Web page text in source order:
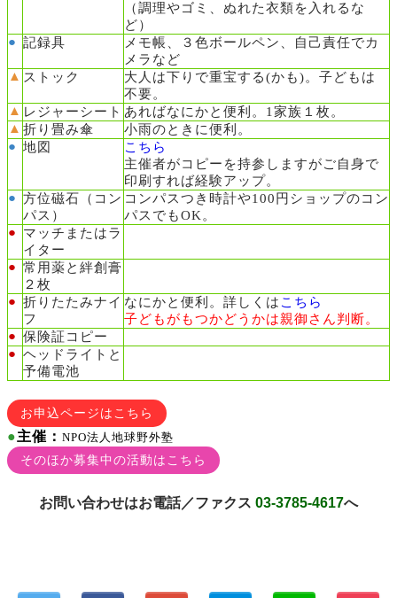
（調理やゴミ、ぬれた衣類を入れるな
ど）
● 記録具
メモ帳、３色ボールペン、自己責任でカ
メラなど
▲ ストック
大人は下りで重宝する(かも)。子どもは
不要。
▲ レジャーシート あればなにかと便利。1家族１枚。
▲ 折り畳み傘
小雨のときに便利。
● 地図
こちら
主催者がコピーを持参しますがご自身で
印刷すれば経験アップ。
● 方位磁石（コン
パス）
コンパスつき時計や100円ショップのコン
パスでもOK。
●
マッチまたはラ
イター
● 常用薬と絆創膏
２枚
● 折りたたみナイ
フ
なにかと便利。詳しくは こちら
子どもがもつかどうかは親御さん判断。
● 保険証コピー
● ヘッドライト と
予備電池
お申込ページはこちら
●主催： NPO法人地球野外塾
そのほか募集中の活動はこちら
お問い合わせはお電話／ファクス 03-3785-4617へ